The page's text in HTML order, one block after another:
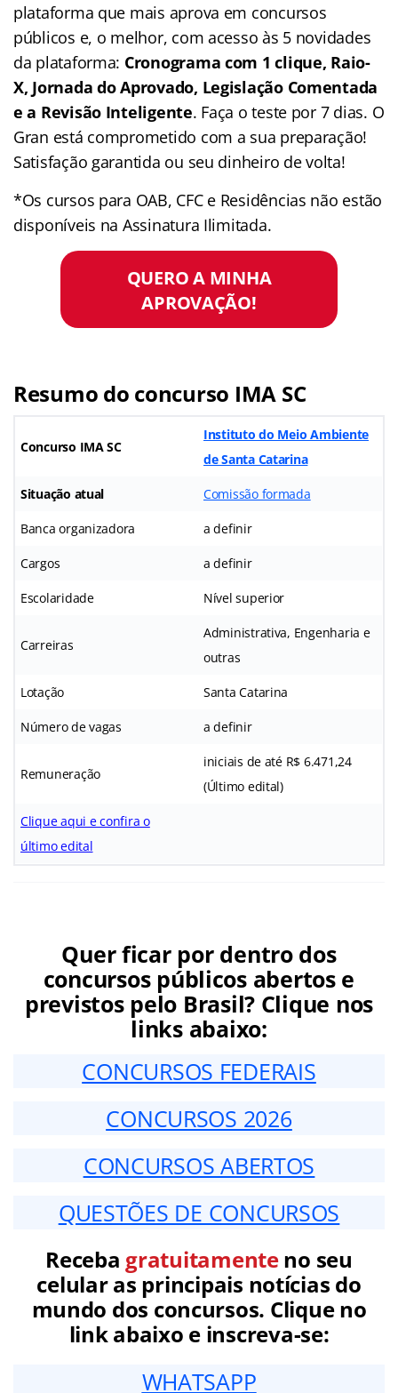
plataforma que mais aprova em concursos
públicos e, o melhor, com acesso às 5 novidades
da plataforma: Cronograma com 1 clique, Raio-
X, Jornada do Aprovado, Legislação Comentada
e a Revisão Inteligente. Faça o teste por 7 dias. O
Gran está comprometido com a sua preparação!
Satisfação garantida ou seu dinheiro de volta!
*Os cursos para OAB, CFC e Residências não estão
disponíveis na Assinatura Ilimitada.
QUERO A MINHA
APROVAÇÃO!
Resumo do concurso IMA SC
Concurso IMA SC
Instituto do Meio Ambiente
de Santa Catarina
Situação atual Comissão formada
Banca organizadora a definir
Cargos a definir
Escolaridade Nível superior
Carreiras
Administrativa, Engenharia e
outras
Lotação Santa Catarina
Número de vagas a definir
Remuneração
iniciais de até R$ 6.471,24
(Último edital)
Clique aqui e confira o
último edital
Quer ficar por dentro dos
concursos públicos abertos e
previstos pelo Brasil? Clique nos
links abaixo:
CONCURSOS FEDERAIS
CONCURSOS 2026
CONCURSOS ABERTOS
QUESTÕES DE CONCURSOS
Receba gratuitamenteno seu
celular as principais notícias do
mundo dos concursos. Clique no
link abaixo e inscreva-se:
WHATSAPP